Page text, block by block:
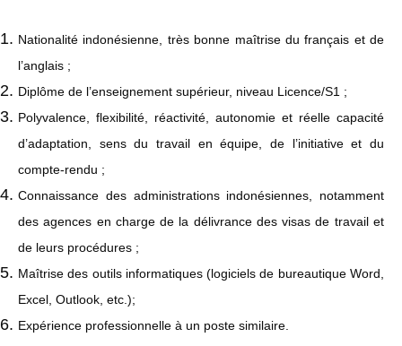
Nationalité indonésienne, très bonne maîtrise du français et de
l’anglais ;
Diplôme de l’enseignement supérieur, niveau Licence/S1 ;
Polyvalence, flexibilité, réactivité, autonomie et réelle capacité
d’adaptation, sens du travail en équipe, de l’initiative et du
compte-rendu ;
Connaissance des administrations indonésiennes, notamment
des agences en charge de la délivrance des visas de travail et
de leurs procédures ;
Maîtrise des outils informatiques (logiciels de bureautique Word,
Excel, Outlook, etc.);
Expérience professionnelle à un poste similaire.